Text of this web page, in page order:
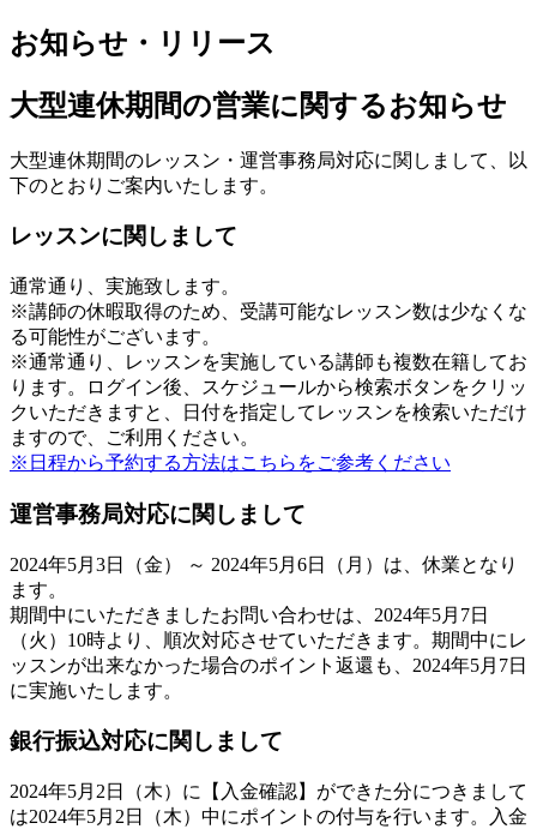
お知らせ・リリース
大型連休期間の営業に関するお知らせ
大型連休期間のレッスン・運営事務局対応に関しまして、以
下のとおりご案内いたします。
レッスンに関しまして
通常通り、実施致します。
※講師の休暇取得のため、受講可能なレッスン数は少なくな
る可能性がございます。
※通常通り、レッスンを実施している講師も複数在籍してお
ります。ログイン後、スケジュールから検索ボタンをクリッ
クいただきますと、日付を指定してレッスンを検索いただけ
ますので、ご利用ください。
※日程から予約する方法はこちらをご参考ください
運営事務局対応に関しまして
2024年5月3日（金） ～ 2024年5月6日（月）は、休業となり
ます。
期間中にいただきましたお問い合わせは、2024年5月7日
（火）10時より、順次対応させていただきます。期間中にレ
ッスンが出来なかった場合のポイント返還も、2024年5月7日
に実施いたします。
銀行振込対応に関しまして
2024年5月2日（木）に【入金確認】ができた分につきまして
は2024年5月2日（木）中にポイントの付与を行います。入金